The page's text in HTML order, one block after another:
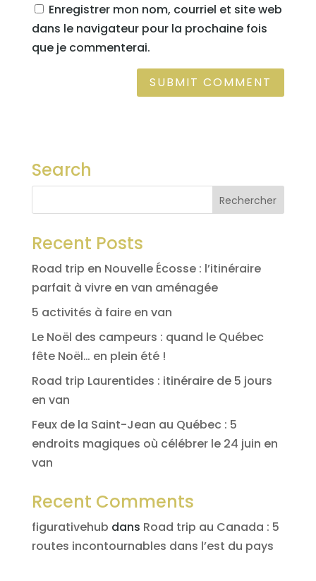
Enregistrer mon nom, courriel et site web
dans le navigateur pour la prochaine fois
que je commenterai.
Search
Recent Posts
Road trip en Nouvelle Écosse : l’itinéraire
parfait à vivre en van aménagée
5 activités à faire en van
Le Noël des campeurs : quand le Québec
fête Noël… en plein été !
Road trip Laurentides : itinéraire de 5 jours
en van
Feux de la Saint-Jean au Québec : 5
endroits magiques où célébrer le 24 juin en
van
Recent Comments
figurativehub dans Road trip au Canada : 5
routes incontournables dans l’est du pays